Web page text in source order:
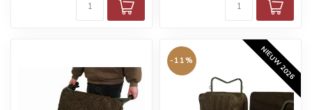
NIEUW 2026
-11%